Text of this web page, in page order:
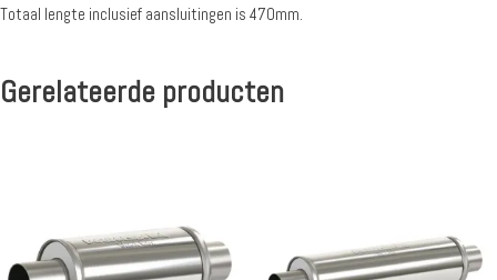
Totaal lengte inclusief aansluitingen is 470mm.
Gerelateerde producten